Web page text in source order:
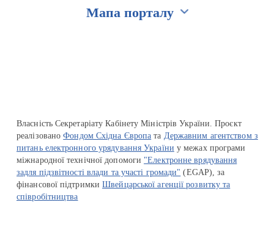
Мапа порталу
Власність Секретаріату Кабінету Міністрів України. Проєкт
реалізованоФондом Східна Європа та Державним агентством з
питань електронного урядування України у межах програми
міжнародної технічної допомоги "Електронне врядування
задля підзвітності влади та участі громади" (EGAP), за
фінансової підтримкиШвейцарської агенції розвитку та
співробітництва